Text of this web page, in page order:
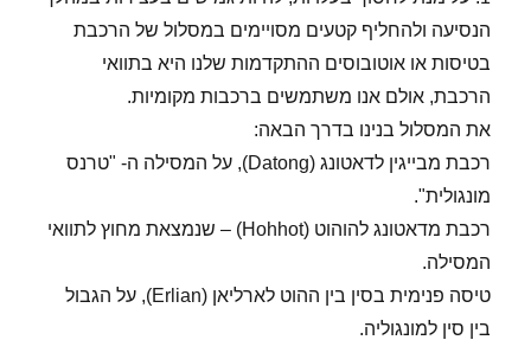
הנסיעה ולהחליף קטעים מסויימים במסלול של הרכבת
בטיסות או אוטובוסים ההתקדמות שלנו היא בתוואי
הרכבת, אולם אנו משתמשים ברכבות מקומיות.
את המסלול בנינו בדרך הבאה:
רכבת מבייגין לדאטונג (Datong), על המסילה ה- "טרנס
מונגולית".
רכבת מדאטונג להוהוט (Hohhot) – שנמצאת מחוץ לתוואי
המסילה.
טיסה פנימית בסין בין ההוט לארליאן (Erlian), על הגבול
בין סין למונגוליה.